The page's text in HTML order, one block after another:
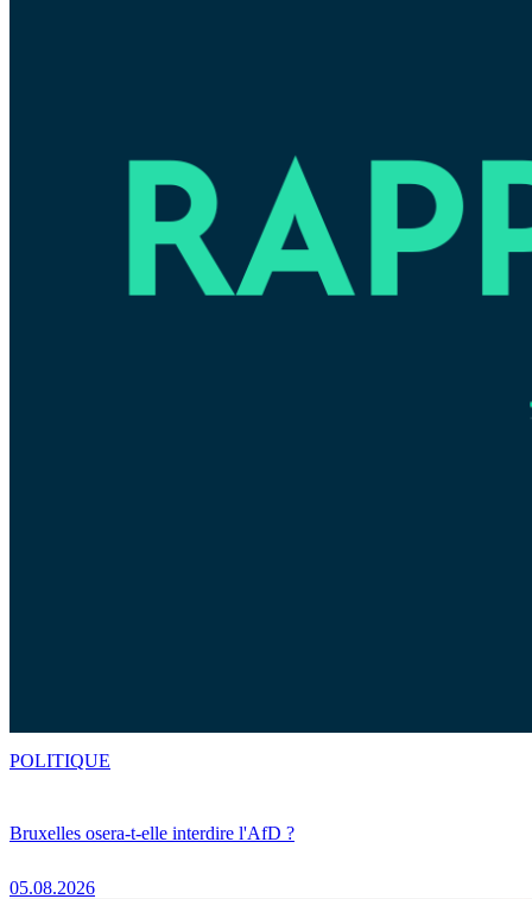
Bruxelles osera-t-elle interdire l'AfD ?
05.08.2026
POLITIQUE